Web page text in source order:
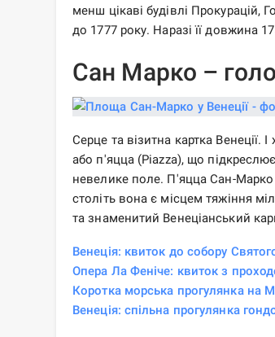
менш цікаві будівлі
до 1777 року. Наразі її довжина
Сан Марко –
Серце та візитна картка Венеції. І
або п'яцца (Piazza), що
невелике поле. П'яцца Сан-Марко
століть вона є місцем тяжіння
та знаменитий Венеціанський
Венеція: квиток до собору
Опера Ла Феніче: квиток з
Коротка морська прогулянка на
Венеція: спільна прогулянка